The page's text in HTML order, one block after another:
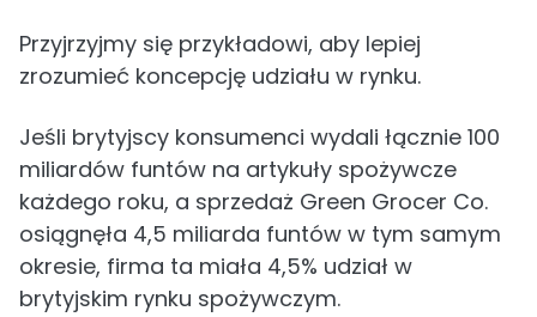
Przyjrzyjmy się przykładowi, aby lepiej
zrozumieć koncepcję udziału w rynku.
Jeśli brytyjscy konsumenci wydali łącznie 100
miliardów funtów na artykuły spożywcze
każdego roku, a sprzedaż Green Grocer Co.
osiągnęła 4,5 miliarda funtów w tym samym
okresie, firma ta miała 4,5% udział w
brytyjskim rynku spożywczym.